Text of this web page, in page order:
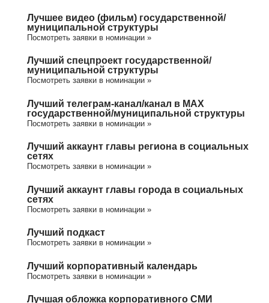
Лучшее видео (фильм) государственной/
муниципальной структуры
Посмотреть заявки в номинации »
Лучший спецпроект государственной/
муниципальной структуры
Посмотреть заявки в номинации »
Лучший телеграм-канал/канал в МАХ
государственной/муниципальной структуры
Посмотреть заявки в номинации »
Лучший аккаунт главы региона в социальных
сетях
Посмотреть заявки в номинации »
Лучший аккаунт главы города в социальных
сетях
Посмотреть заявки в номинации »
Лучший подкаст
Посмотреть заявки в номинации »
Лучший корпоративный календарь
Посмотреть заявки в номинации »
Лучшая обложка корпоративного СМИ